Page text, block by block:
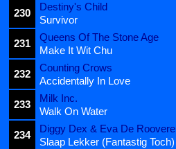
230
Destiny's Child
Survivor
231
Queens Of The Stone Age
Make It Wit Chu
232
Counting Crows
Accidentally In Love
233
Milk Inc.
Walk On Water
234
Diggy Dex & Eva De Roovere
Slaap Lekker (Fantastig Toch)